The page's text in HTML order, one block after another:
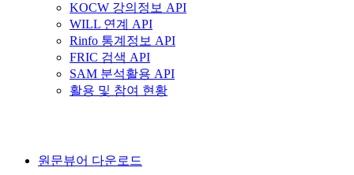
KOCW 강의정보 API
WILL 연계 API
Rinfo 통계정보 API
FRIC 검색 API
SAM 분석활용 API
활용 및 참여 현황
원문뷰어 다운로드